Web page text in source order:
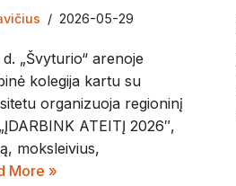
2026-05-29
„Švyturio“ arenoje
kolegija kartu su
organizuoja regioninį
ATEITĮ 2026″,
moksleivius,
More »